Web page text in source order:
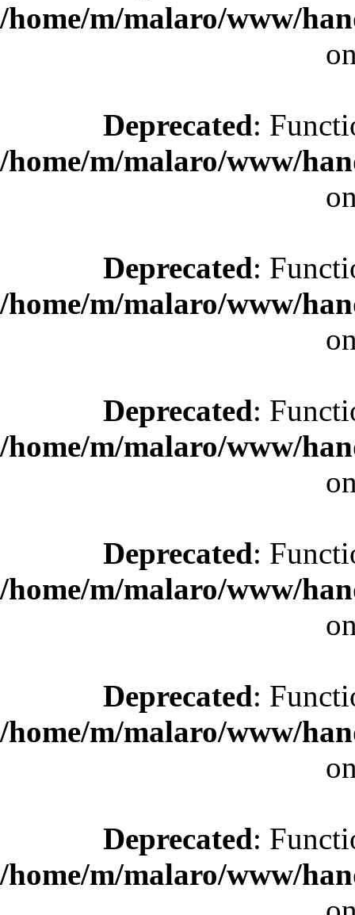
/home/m/malaro/www/
Deprecated:
/home/m/malaro/www/
Deprecated:
/home/m/malaro/www/
Deprecated:
/home/m/malaro/www/
Deprecated:
/home/m/malaro/www/
Deprecated:
/home/m/malaro/www/
Deprecated:
/home/m/malaro/www/